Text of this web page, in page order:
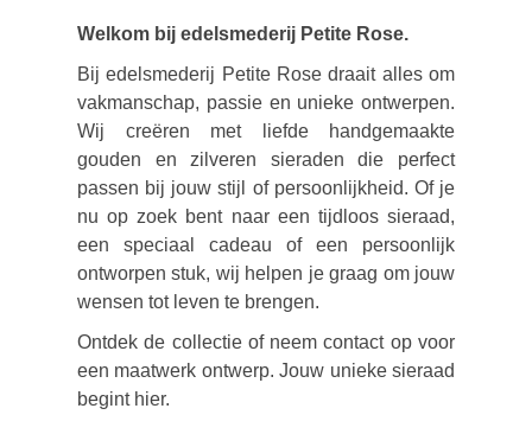
Welkom bij edelsmederij Petite Rose.
Bij edelsmederij Petite Rose draait alles om
vakmanschap, passie en unieke ontwerpen.
Wij creëren met liefde handgemaakte
gouden en zilveren sieraden die perfect
passen bij jouw stijl of persoonlijkheid. Of je
nu op zoek bent naar een tijdloos sieraad,
een speciaal cadeau of een persoonlijk
ontworpen stuk, wij helpen je graag om jouw
wensen tot leven te brengen.
Ontdek de collectie of neem contact op voor
een maatwerk ontwerp. Jouw unieke sieraad
begint hier.